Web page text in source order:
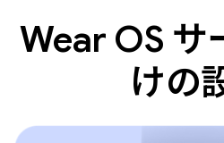
Wear OS サ
けの